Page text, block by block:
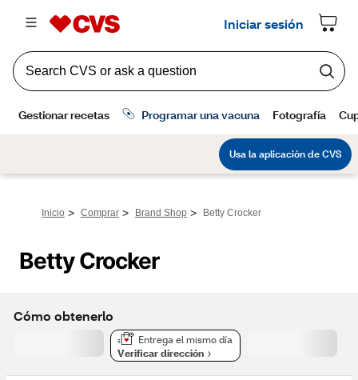
Inicio > Comprar > Brand Shop > Betty Crocker
Betty Crocker
Cómo obtenerlo
Entrega el mismo día
Verificar dirección